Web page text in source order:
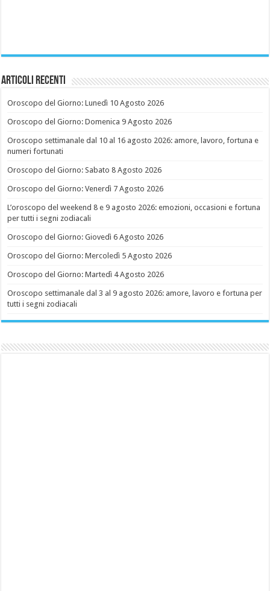
Articoli recenti
Oroscopo del Giorno: Lunedì 10 Agosto 2026
Oroscopo del Giorno: Domenica 9 Agosto 2026
Oroscopo settimanale dal 10 al 16 agosto 2026: amore, lavoro, fortuna e
numeri fortunati
Oroscopo del Giorno: Sabato 8 Agosto 2026
Oroscopo del Giorno: Venerdì 7 Agosto 2026
L’oroscopo del weekend 8 e 9 agosto 2026: emozioni, occasioni e fortuna
per tutti i segni zodiacali
Oroscopo del Giorno: Giovedì 6 Agosto 2026
Oroscopo del Giorno: Mercoledì 5 Agosto 2026
Oroscopo del Giorno: Martedì 4 Agosto 2026
Oroscopo settimanale dal 3 al 9 agosto 2026: amore, lavoro e fortuna per
tutti i segni zodiacali